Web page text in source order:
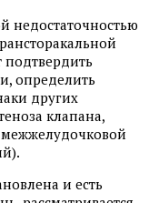
недостаточностью
подтвердить
определить
других
клапана,
межжелудочковой
и есть